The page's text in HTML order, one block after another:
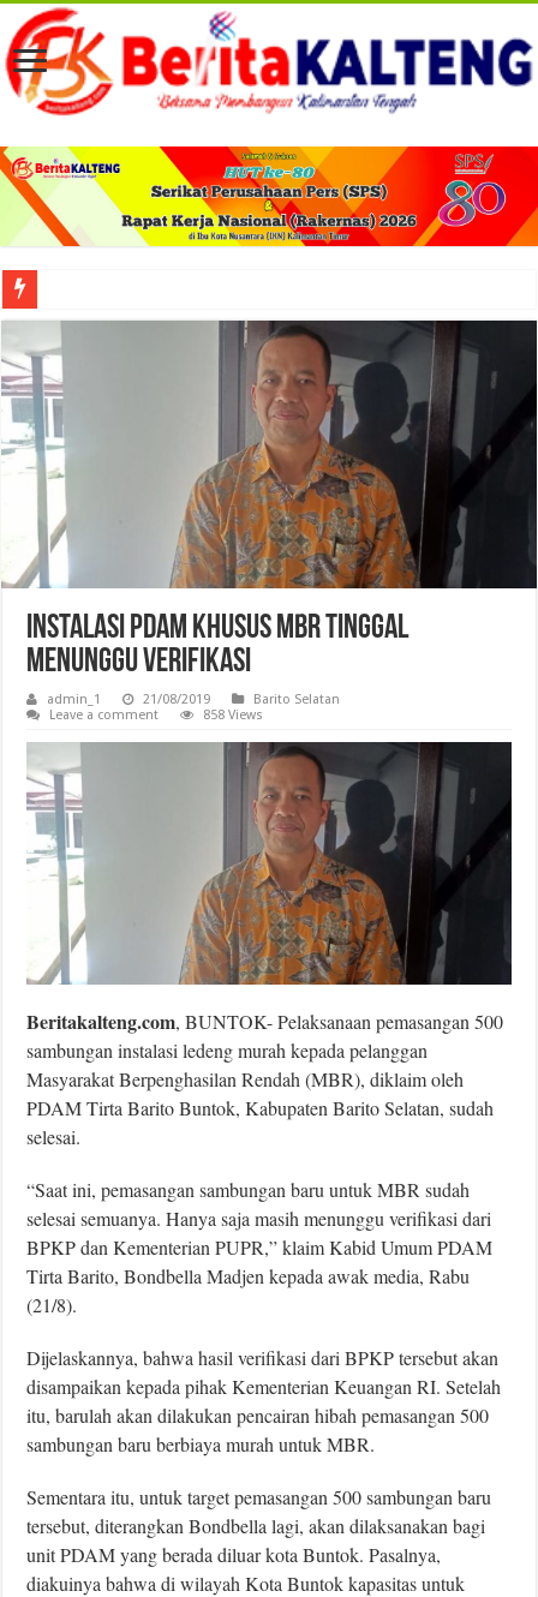
Viral! Selama Dua Bulan Lebih Siltap Serta Tunjangan Pemdes dan BPD di
Instalasi PDAM Khusus MBR Tinggal
Menunggu Verifikasi
admin_1 21/08/2019
Barito Selatan
Leave a comment
858 Views
Beritakalteng.com, BUNTOK-Pelaksanaan pemasangan 500
sambungan instalasi ledeng murah kepada pelanggan
Masyarakat Berpenghasilan Rendah (MBR), diklaim oleh
PDAM Tirta Barito Buntok, Kabupaten Barito Selatan, sudah
selesai.
“Saat ini, pemasangan sambungan baru untuk MBR sudah
selesai semuanya. Hanya saja masih menunggu verifikasi dari
BPKP dan Kementerian PUPR,” klaim Kabid Umum PDAM
Tirta Barito, Bondbella Madjen kepada awak media, Rabu
(21/8).
Dijelaskannya, bahwa hasil verifikasi dari BPKP tersebut akan
disampaikan kepada pihak Kementerian Keuangan RI. Setelah
itu, barulah akan dilakukan pencairan hibah pemasangan 500
sambungan baru berbiaya murah untuk MBR.
Sementara itu, untuk target pemasangan 500 sambungan baru
tersebut, diterangkan Bondbella lagi, akan dilaksanakan bagi
unit PDAM yang berada diluar kota Buntok. Pasalnya,
diakuinya bahwa di wilayah Kota Buntok kapasitas untuk